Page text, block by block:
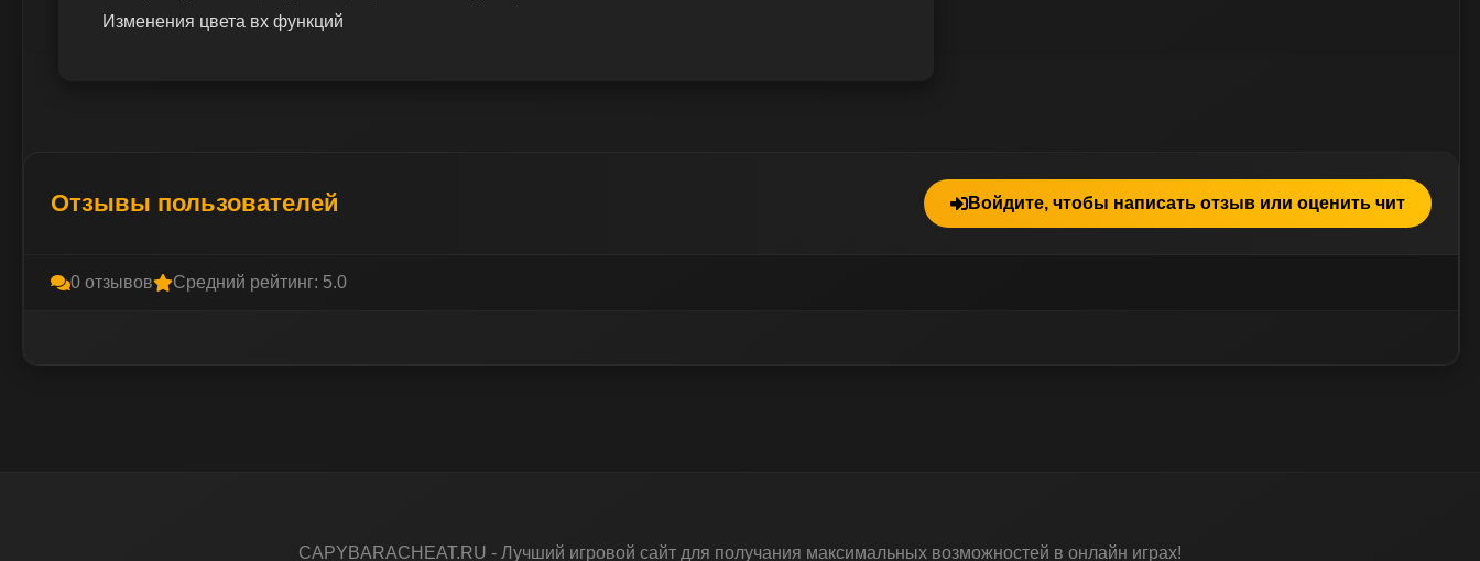
Изменения цвета вх функций
Отзывы пользователей Войдите, чтобы написать отзыв или оценить чит
0 отзывов Средний рейтинг: 5.0
CAPYBARACHEAT.RU - Лучший игровой сайт для получания максимальных возможностей в онлайн играх!